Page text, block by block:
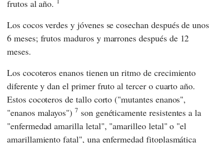
frutos al año.
Los cocos verdes y jóvenes se cosechan después de unos
6 meses; frutos maduros y marrones después de 12
meses.
Los cocoteros enanos tienen un ritmo de crecimiento
diferente y dan el primer fruto al tercer o cuarto año.
Estos cocoteros de tallo corto ("mutantes enanos",
"enanos malayos")7 son genéticamente resistentes a la
"enfermedad amarilla letal", "amarilleo letal" o "el
amarillamiento fatal", una enfermedad fitoplasmática